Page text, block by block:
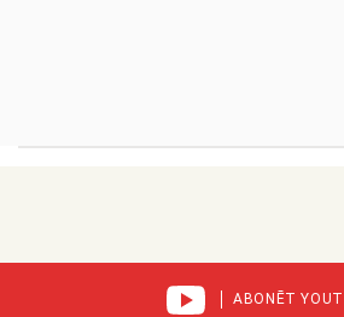
ABONĒT